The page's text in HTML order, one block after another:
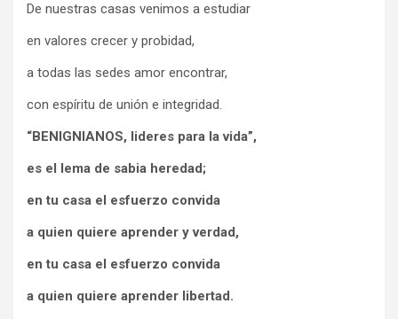
De nuestras casas venimos a estudiar
en valores crecer y probidad,
a todas las sedes amor encontrar,
con espíritu de unión e integridad.
“BENIGNIANOS, lideres para la vida”,
es el lema de sabia heredad;
en tu casa el esfuerzo convida
a quien quiere aprender y verdad,
en tu casa el esfuerzo convida
a quien quiere aprender libertad.